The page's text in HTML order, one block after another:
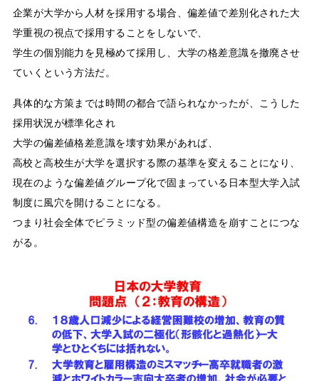
企業が大学から人材を採用する場合、偏差値で差別化された大
学重視の視点で採用することをしないで、
学生の個別能力を見極めて採用し、大学の格差意識を撤廃させ
ていくという方法だ。
具体的な方策までは時間の都合で語られなかったが、こうした
採用状況が標準化され
大学の偏差値格差意識を壊す効果があれば、
高校と高校生が大学を選択する際の基準を変えることになり、
現在のような偏差値グループ化で固まっている日本型大学入試
制度に風穴を開けることになる。
つまり社会全体でピラミッド型の偏差値構造を崩すことにつな
がる。